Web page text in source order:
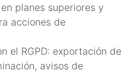
planes superiores y
acciones de
el RGPD: exportación de
avisos de